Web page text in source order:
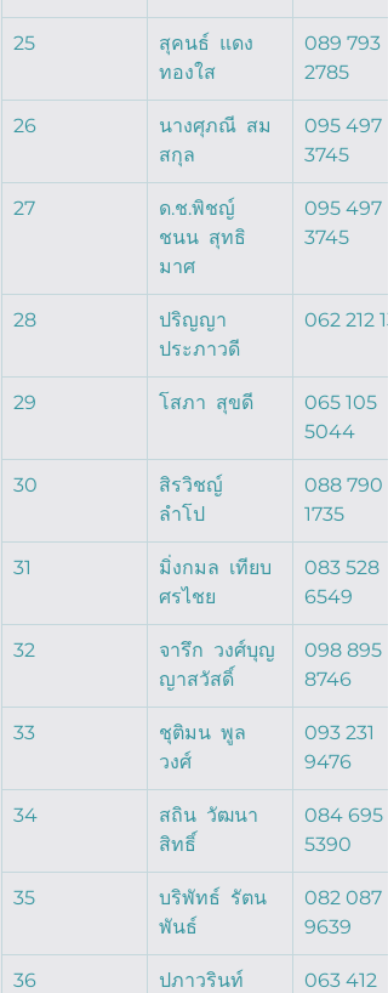
25
สุคนธ์  แดง
ทองใส
089 793
2785
26
นางศุภณี  สม
สกุล
095 497
3745
27
ด.ช.พิชญ์
ชนน  สุทธิ
มาศ
095 497
3745
28
ปริญญา
ประภาวดี
062 212
29 โสภา  สุขดี
065 105
5044
30
สิรวิชญ์
ลำโป
088 790
1735
31
มิ่งกมล  เทียบ
ศรไชย
083 528
6549
32
จารึก  วงศ์บุญ
ญาสวัสดิ์
098 895
8746
33
ชุติมน  พูล
วงศ์
093 231
9476
34
สถิน  วัฒนา
สิทธิ์
084 695
5390
35
บริพัทธ์  รัตน
พันธ์
082 087
9639
36
ปภาวรินท์
063 412